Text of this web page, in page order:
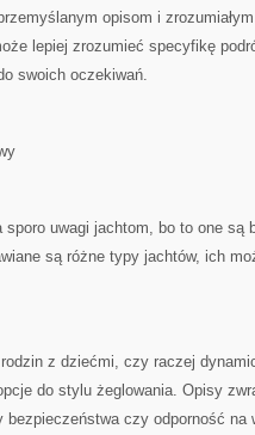
opisom i
lepiej zrozumieć specyfikę
swoich oczekiwań.
sporo uwagi jachtom, bo to one są
są różne typy jachtów, ich
z dziećmi, czy raczej
do stylu żeglowania. Opisy
czy odporność na